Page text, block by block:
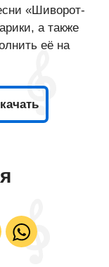
«Шиворот-
а также
её на